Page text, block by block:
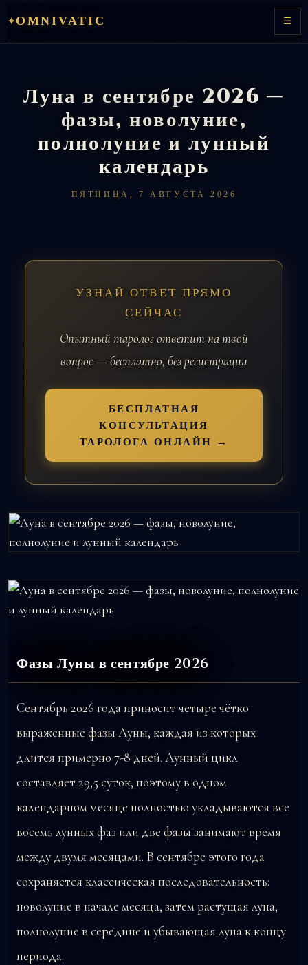
содержимому
✦OMNIVATIC ☰
Луна в сентябре 2026 —
фазы, новолуние,
полнолуние и лунный
календарь
ПЯТНИЦА, 7 АВГУСТА 2026
УЗНАЙ ОТВЕТ ПРЯМО
СЕЙЧАС
Опытный таролог ответит на твой
вопрос — бесплатно, без регистрации
БЕСПЛАТНАЯ
КОНСУЛЬТАЦИЯ
ТАРОЛОГА ОНЛАЙН →
Фазы Луны в сентябре 2026
Сентябрь 2026 года приносит четыре чётко
выраженные фазы Луны, каждая из которых
длится примерно 7-8 дней. Лунный цикл
составляет 29,5 суток, поэтому в одном
календарном месяце полностью укладываются все
восемь лунных фаз или две фазы занимают время
между двумя месяцами. В сентябре этого года
сохраняется классическая последовательность:
новолуние в начале месяца, затем растущая луна,
полнолуние в середине и убывающая луна к концу
периода.